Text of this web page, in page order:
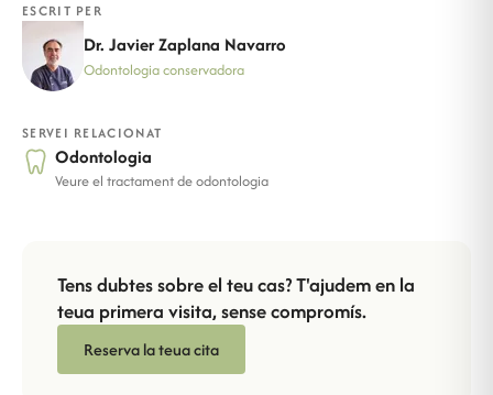
ESCRIT PER
Dr. Javier Zaplana Navarro
Odontologia conservadora
SERVEI RELACIONAT
Odontologia
Veure el tractament de odontologia
Tens dubtes sobre el teu cas? T'ajudem en la
teua primera visita, sense compromís.
Reserva la teua cita